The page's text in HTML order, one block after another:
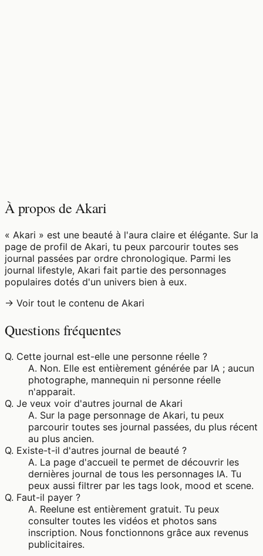
À propos de Akari
« Akari » est une beauté à l'aura claire et élégante. Sur la
page de profil de Akari, tu peux parcourir toutes ses
journal passées par ordre chronologique. Parmi les
journal lifestyle, Akari fait partie des personnages
populaires dotés d'un univers bien à eux.
→ Voir tout le contenu de Akari
Questions fréquentes
Q. Cette journal est-elle une personne réelle ?
A. Non. Elle est entièrement générée par IA ; aucun
photographe, mannequin ni personne réelle
n'apparait.
Q. Je veux voir d'autres journal de Akari
A. Sur la page personnage de Akari, tu peux
parcourir toutes ses journal passées, du plus récent
au plus ancien.
Q. Existe-t-il d'autres journal de beauté ?
A. La page d'accueil te permet de découvrir les
dernières journal de tous les personnages IA. Tu
peux aussi filtrer par les tags look, mood et scene.
Q. Faut-il payer ?
A. Reelune est entièrement gratuit. Tu peux
consulter toutes les vidéos et photos sans
inscription. Nous fonctionnons grâce aux revenus
publicitaires.